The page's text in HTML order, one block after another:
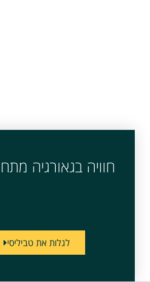
חוויה בגאורגיה
לגלות את טביליסי